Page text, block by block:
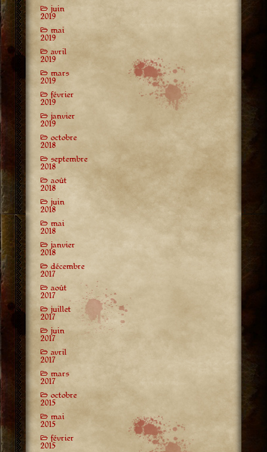
juin
2019
mai
2019
avril
2019
mars
2019
février
2019
janvier
2019
octobre
2018
septembre
2018
août
2018
juin
2018
mai
2018
janvier
2018
décembre
2017
août
2017
juillet
2017
juin
2017
avril
2017
mars
2017
octobre
2015
mai
2015
février
2015